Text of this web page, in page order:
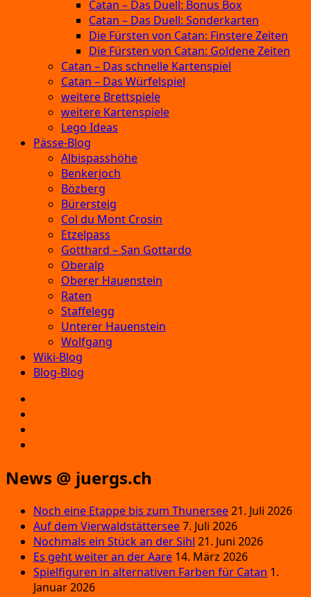
Catan – Das Duell: Bonus Box
Catan – Das Duell: Sonderkarten
Die Fürsten von Catan: Finstere Zeiten
Die Fürsten von Catan: Goldene Zeiten
Catan – Das schnelle Kartenspiel
Catan – Das Würfelspiel
weitere Brettspiele
weitere Kartenspiele
Lego Ideas
Pässe-Blog
Albispasshöhe
Benkerjoch
Bözberg
Bürersteig
Col du Mont Crosin
Etzelpass
Gotthard – San Gottardo
Oberalp
Oberer Hauenstein
Raten
Staffelegg
Unterer Hauenstein
Wolfgang
Wiki-Blog
Blog-Blog
News @ juergs.ch
Noch eine Etappe bis zum Thunersee21. Juli 2026
Auf dem Vierwaldstättersee7. Juli 2026
Nochmals ein Stück an der Sihl 21. Juni 2026
Es geht weiter an der Aare 14. März 2026
Spielfiguren in alternativen Farben für Catan 1.
Januar 2026